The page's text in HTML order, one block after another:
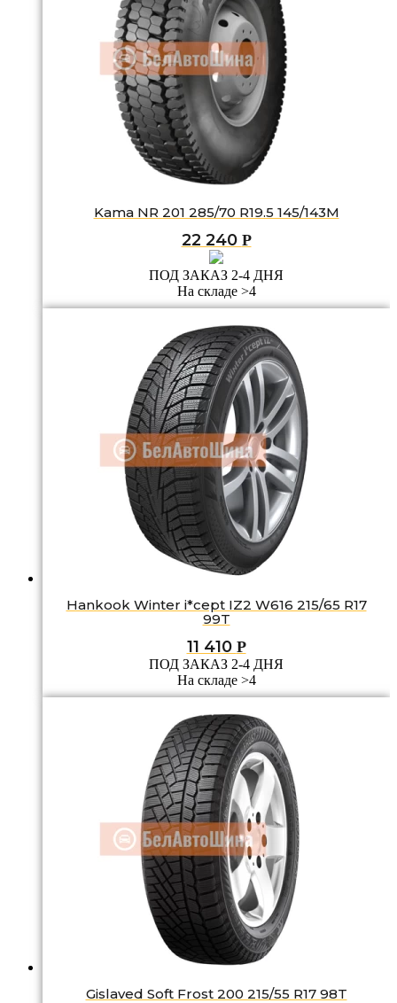
Kama NR 201 285/70 R19.5 145/143M
22 240 Р
ПОД ЗАКАЗ 2-4 ДНЯ
На складе >4
Hankook Winter i*cept IZ2 W616 215/65 R17
99T
11 410 Р
ПОД ЗАКАЗ 2-4 ДНЯ
На складе >4
Gislaved Soft Frost 200 215/55 R17 98T